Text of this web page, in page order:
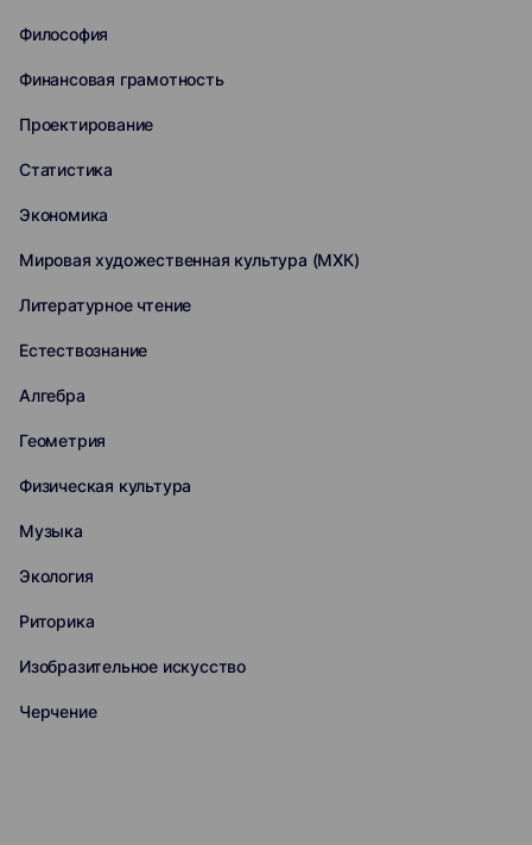
Философия
Финансовая грамотность
Проектирование
Статистика
Экономика
Мировая художественная культура (МХК)
Литературное чтение
Естествознание
Алгебра
Геометрия
Физическая культура
Музыка
Экология
Риторика
Изобразительное искусство
Черчение